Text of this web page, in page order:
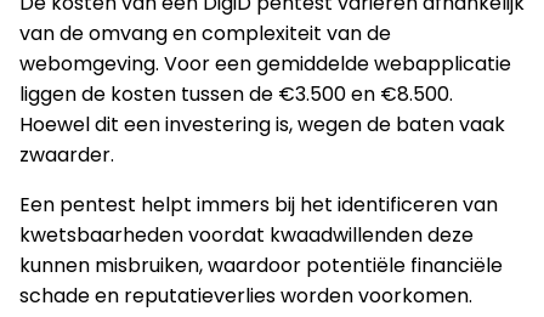
van de omvang en complexiteit van de
webomgeving. Voor een gemiddelde webapplicatie
liggen de kosten tussen de €3.500 en €8.500.
Hoewel dit een investering is, wegen de baten vaak
zwaarder.
Een pentest helpt immers bij het identificeren van
kwetsbaarheden voordat kwaadwillenden deze
kunnen misbruiken, waardoor potentiële financiële
schade en reputatieverlies worden voorkomen.